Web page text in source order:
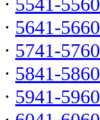
· 5641-5660
· 5741-5760
· 5841-5860
· 5941-5960